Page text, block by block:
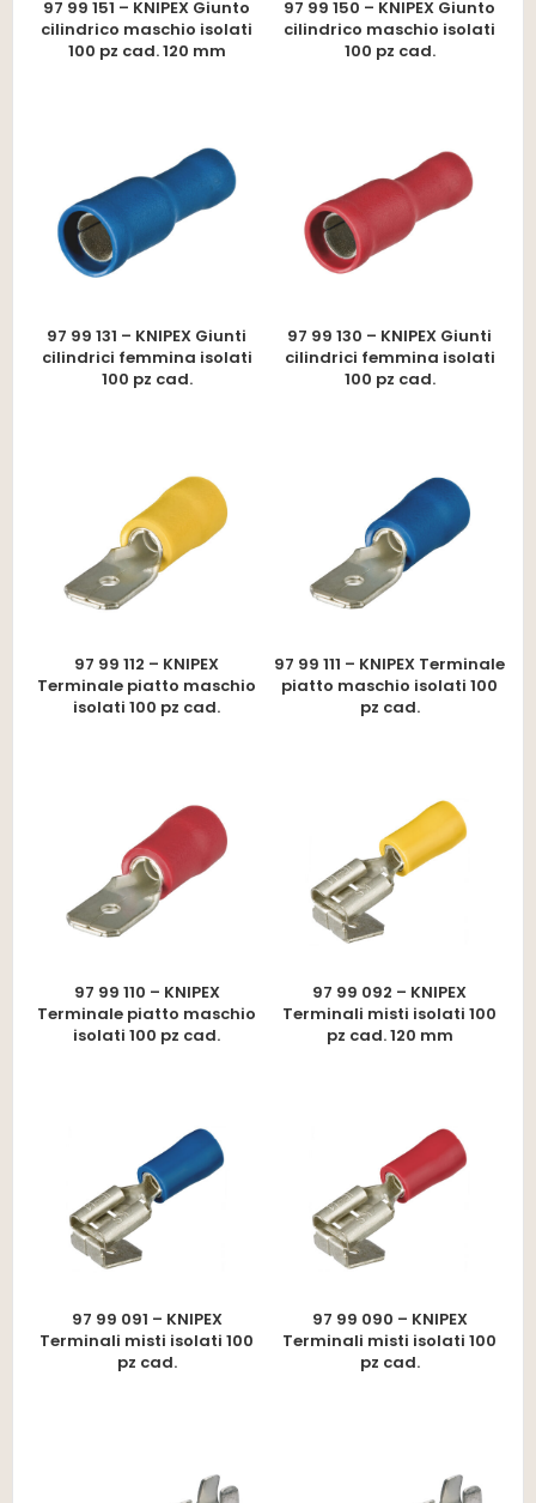
97 99 151 – KNIPEX Giunto
cilindrico maschio isolati
100 pz cad. 120 mm
97 99 150 – KNIPEX Giunto
cilindrico maschio isolati
100 pz cad.
97 99 131 – KNIPEX Giunti
cilindrici femmina isolati
100 pz cad.
97 99 130 – KNIPEX Giunti
cilindrici femmina isolati
100 pz cad.
97 99 112 – KNIPEX
Terminale piatto maschio
isolati 100 pz cad.
97 99 111 – KNIPEX Terminale
piatto maschio isolati 100
pz cad.
97 99 110 – KNIPEX
Terminale piatto maschio
isolati 100 pz cad.
97 99 092 – KNIPEX
Terminali misti isolati 100
pz cad. 120 mm
97 99 091 – KNIPEX
Terminali misti isolati 100
pz cad.
97 99 090 – KNIPEX
Terminali misti isolati 100
pz cad.